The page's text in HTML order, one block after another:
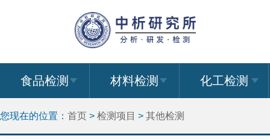
食品检测 材料检测 化工检测
您现在的位置： 首页 > 检测项目 > 其他检测